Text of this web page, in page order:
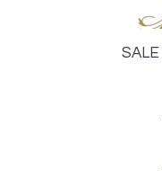
SALE